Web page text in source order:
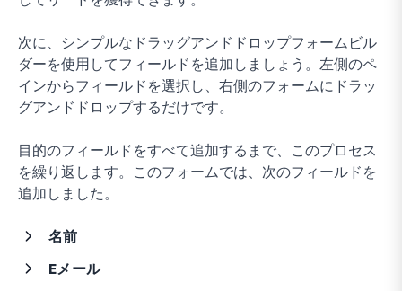
次に、シンプルなドラッグアンドドロップフォームビル
ダーを使用してフィールドを追加しましょう。左側のペ
インからフィールドを選択し、右側のフォームにドラッ
グアンドドロップするだけです。
目的のフィールドをすべて追加するまで、このプロセス
を繰り返します。このフォームでは、次のフィールドを
追加しました。
名前
Eメール